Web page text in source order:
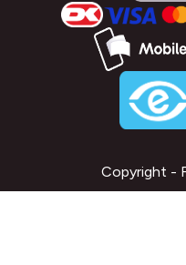
Copyright -